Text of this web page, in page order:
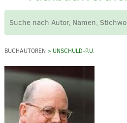
BUCHAUTOREN > UNSCHULD-P.U.